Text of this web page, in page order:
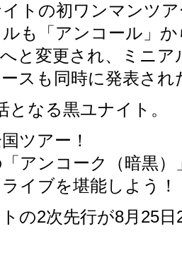
トの初ワンマンツ
も「アンコール」
と変更され、ミニア
スも同時に発表され
となる黒ユナイト。
ツアー！
アンコーク（暗黒）
イブを堪能しよう！
の2次先行が8月25日